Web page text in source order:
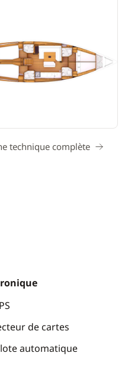
technique complète
de cartes
automatique